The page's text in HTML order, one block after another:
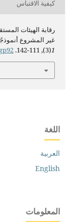
كيفية الاقتباس
رقابة الهيئات
غير المشروع أنموذجًا.
1
(3), 111-142.
اللغة
العربية
English
المعلومات